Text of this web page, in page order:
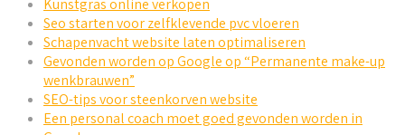
Kunstgras online verkopen
Seo starten voor zelfklevende pvc vloeren
Schapenvacht website laten optimaliseren
Gevonden worden op Google op “Permanente make-up
wenkbrauwen”
SEO-tips voor steenkorven website
Een personal coach moet goed gevonden worden in